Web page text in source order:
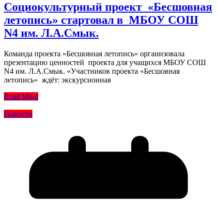
Социокультурный проект «Бесшовная
летопись» стартовал в МБОУ СОШ
N4 им. Л.А.Смык.
Команда проекта «Бесшовная летопись» организовала
презентацию ценностей проекта для учащихся МБОУ СОШ
N4 им. Л.А.Смык. «Участников проекта «Бесшовная
летопись» ждёт: экскурсионная
Read More
Новости